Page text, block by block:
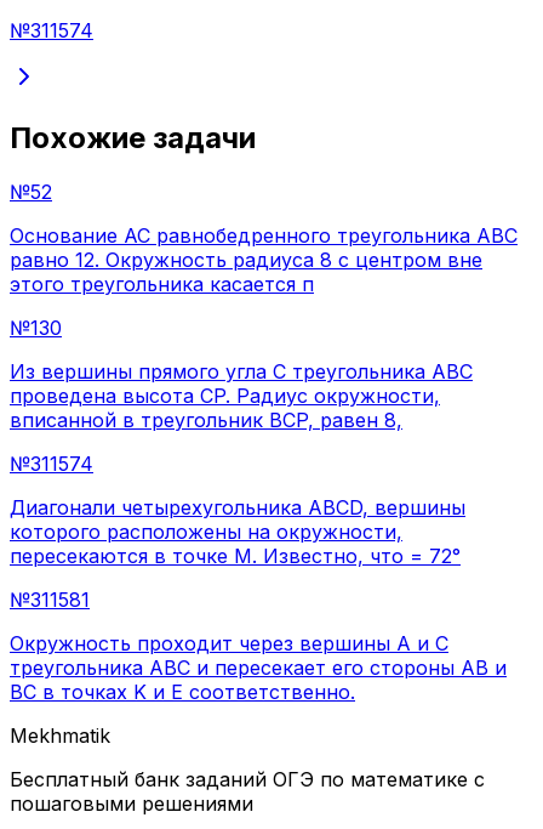
№311574
Похожие задачи
№52
Основание AC равнобедренного треугольника ABC
равно 12. Окружность радиуса 8 с центром вне
этого треугольника касается п
№130
Из вершины прямого угла C треугольника ABC
проведена высота CP. Радиус окружности,
вписанной в треугольник BCP, равен 8,
№311574
Диагонали четырехугольника ABCD, вершины
которого расположены на окружности,
пересекаются в точке M. Известно, что = 72°
№311581
Окружность проходит через вершины A и C
треугольника ABC и пересекает его стороны AB и
BC в точках K и E соответственно.
Mekhmatik
Бесплатный банк заданий ОГЭ по математике с
пошаговыми решениями